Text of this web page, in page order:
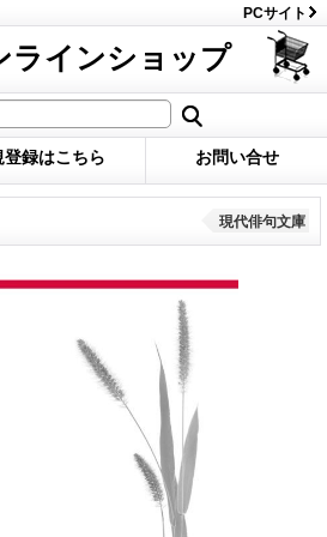
PCサイト
ラインショップ
登録はこちら お問い合せ
現代俳句文庫